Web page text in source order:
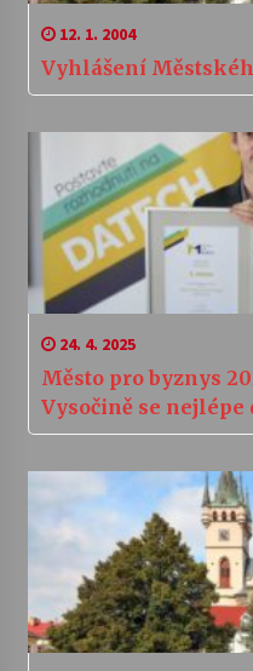
12. 1. 2004
Vyhlášení
24. 4. 2025
Město pro byznys
Vysočině se